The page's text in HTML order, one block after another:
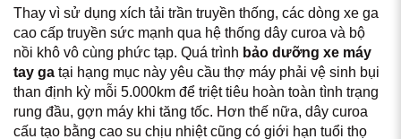
Thay vì sử dụng xích tải trần truyền thống, các dòng xe ga
cao cấp truyền sức mạnh qua hệ thống dây curoa và bộ
nồi khô vô cùng phức tạp. Quá trình bảo dưỡng xe máy
tay ga tại hạng mục này yêu cầu thợ máy phải vệ sinh bụi
than định kỳ mỗi 5.000km để triệt tiêu hoàn toàn tình trạng
rung đầu, gợn máy khi tăng tốc. Hơn thế nữa, dây curoa
cấu tạo bằng cao su chịu nhiệt cũng có giới hạn tuổi thọ